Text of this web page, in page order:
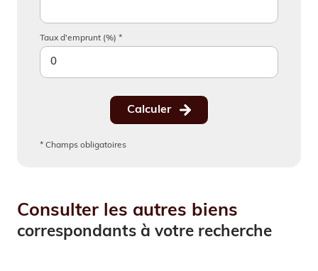
Taux d'emprunt (%) *
Calculer
* Champs obligatoires
Consulter les autres biens
correspondants à votre recherche